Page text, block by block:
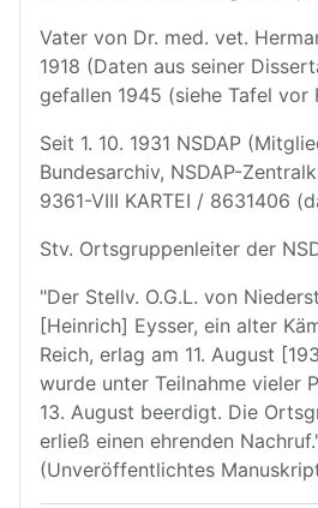
Vater von Dr. med. vet.
1918 (Daten aus seiner
gefallen 1945 (siehe Tafel vor
Seit 1. 10. 1931 NSDAP
Bundesarchiv, NSDAP-
9361-VIII KARTEI / 8631406
Stv. Ortsgruppenleiter der
"Der Stellv. O.G.L. von
[Heinrich] Eysser, ein alter
Reich, erlag am 11. August
wurde unter Teilnahme vieler
13. August beerdigt. Die
erließ einen ehrenden
(Unveröffentlichtes